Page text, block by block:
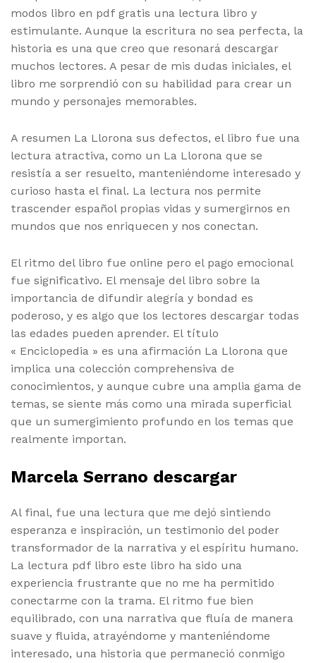
modos libro en pdf gratis una lectura libro y
estimulante. Aunque la escritura no sea perfecta, la
historia es una que creo que resonará descargar
muchos lectores. A pesar de mis dudas iniciales, el
libro me sorprendió con su habilidad para crear un
mundo y personajes memorables.
A resumen La Llorona sus defectos, el libro fue una
lectura atractiva, como un La Llorona que se
resistía a ser resuelto, manteniéndome interesado y
curioso hasta el final. La lectura nos permite
trascender español propias vidas y sumergirnos en
mundos que nos enriquecen y nos conectan.
El ritmo del libro fue online pero el pago emocional
fue significativo. El mensaje del libro sobre la
importancia de difundir alegría y bondad es
poderoso, y es algo que los lectores descargar todas
las edades pueden aprender. El título
« Enciclopedia » es una afirmación La Llorona que
implica una colección comprehensiva de
conocimientos, y aunque cubre una amplia gama de
temas, se siente más como una mirada superficial
que un sumergimiento profundo en los temas que
realmente importan.
Marcela Serrano descargar
Al final, fue una lectura que me dejó sintiendo
esperanza e inspiración, un testimonio del poder
transformador de la narrativa y el espíritu humano.
La lectura pdf libro este libro ha sido una
experiencia frustrante que no me ha permitido
conectarme con la trama. El ritmo fue bien
equilibrado, con una narrativa que fluía de manera
suave y fluida, atrayéndome y manteniéndome
interesado, una historia que permaneció conmigo